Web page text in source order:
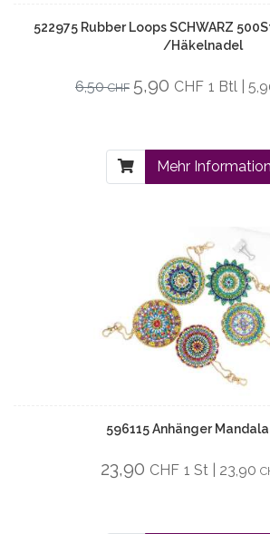
522975 Rubber Loops SCHWARZ
/Häkelnadel
6,50CHF 5,90 CHF 1 Btl |
Mehr
596115 Anhänger
23,90 CHF 1 St | 23,90